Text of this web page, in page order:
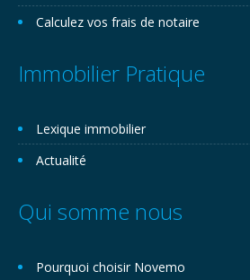
Calculez vos frais de notaire
Immobilier Pratique
Lexique immobilier
Actualité
Qui somme nous
Pourquoi choisir Novemo